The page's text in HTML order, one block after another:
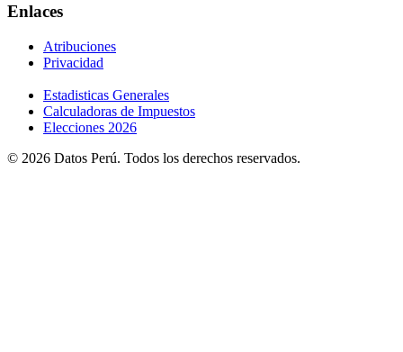
Enlaces
Atribuciones
Privacidad
Estadisticas Generales
Calculadoras de Impuestos
Elecciones 2026
© 2026 Datos Perú. Todos los derechos reservados.